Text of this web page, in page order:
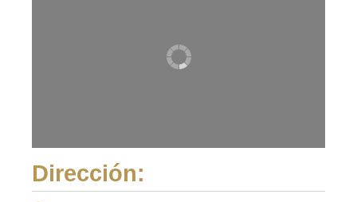
Dirección: